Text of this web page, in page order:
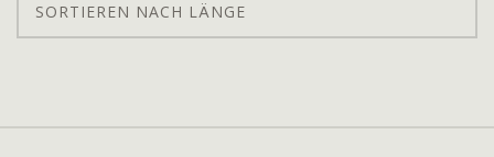
SORTIEREN NACH LÄNGE